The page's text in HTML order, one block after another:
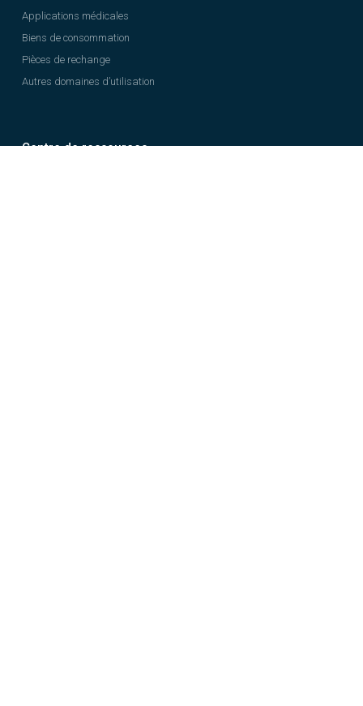
Applications médicales
Biens de consommation
Pièces de rechange
Autres domaines d’utilisation
Centre de ressources